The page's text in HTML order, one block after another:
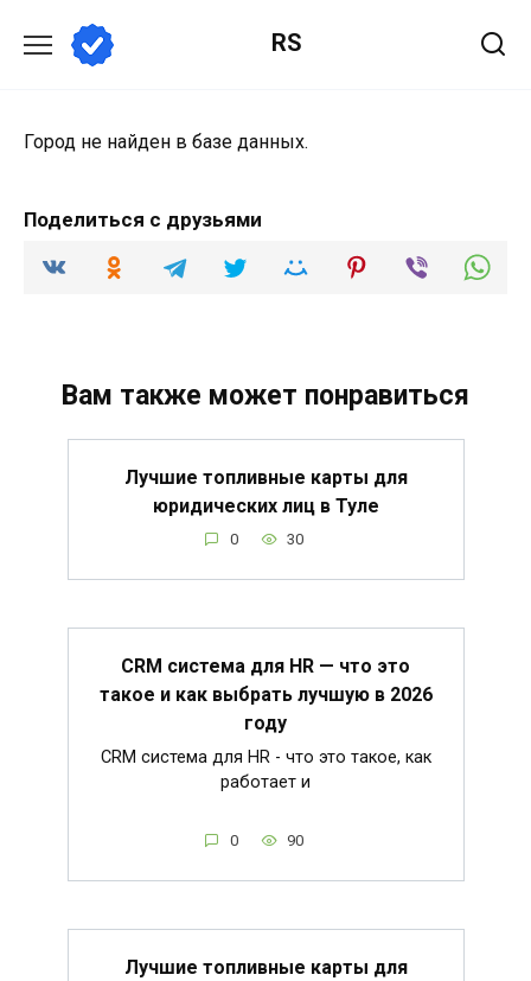
содержанию
RS
Город не найден в базе данных.
Поделиться с друзьями
Вам также может понравиться
Лучшие топливные карты для
юридических лиц в Туле
0 30
CRM система для HR — что это
такое и как выбрать лучшую в 2026
году
CRM система для HR - что это такое, как
работает и
0 90
Лучшие топливные карты для